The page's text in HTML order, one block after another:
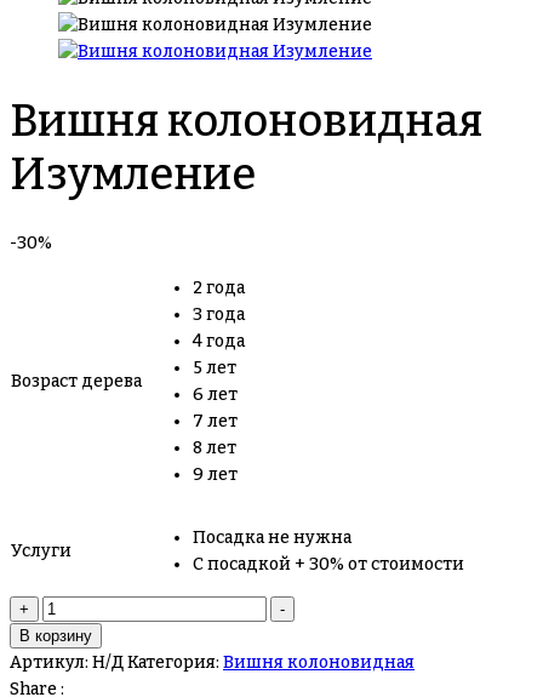
Вишня колоновидная
Изумление
-30%
Возраст дерева
2 года
3 года
4 года
5 лет
6 лет
7 лет
8 лет
9 лет
Услуги
Посадка не нужна
С посадкой + 30% от стоимости
+
Количество
товара
Вишня
колоновидная
-
В корзину
Артикул: Н/ДКатегория: Вишня колоновидная
Share :